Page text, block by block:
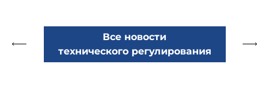
Все новости
технического регулирования